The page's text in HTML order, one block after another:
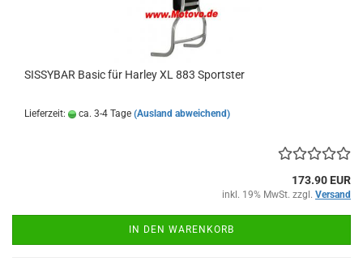
SISSYBAR Basic für Harley XL 883 Sportster
Lieferzeit: ca. 3-4 Tage (Ausland abweichend)
173.90 EUR
inkl. 19% MwSt. zzgl. Versand
IN DEN WARENKORB